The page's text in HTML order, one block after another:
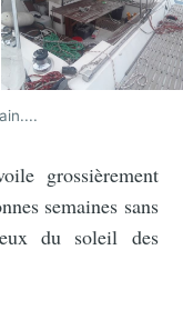
grossièrement
semaines sans
du soleil des